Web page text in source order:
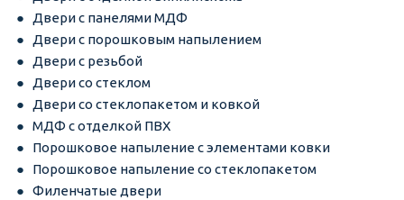
Двери с панелями МДФ
Двери с порошковым напылением
Двери с резьбой
Двери со стеклом
Двери со стеклопакетом и ковкой
МДФ с отделкой ПВХ
Порошковое напыление с элементами ковки
Порошковое напыление со стеклопакетом
Филенчатые двери